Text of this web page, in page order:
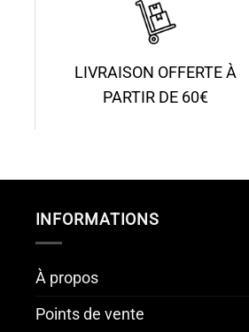
LIVRAISON OFFERTE À
PARTIR DE 60€
INFORMATIONS
À propos
Points de vente